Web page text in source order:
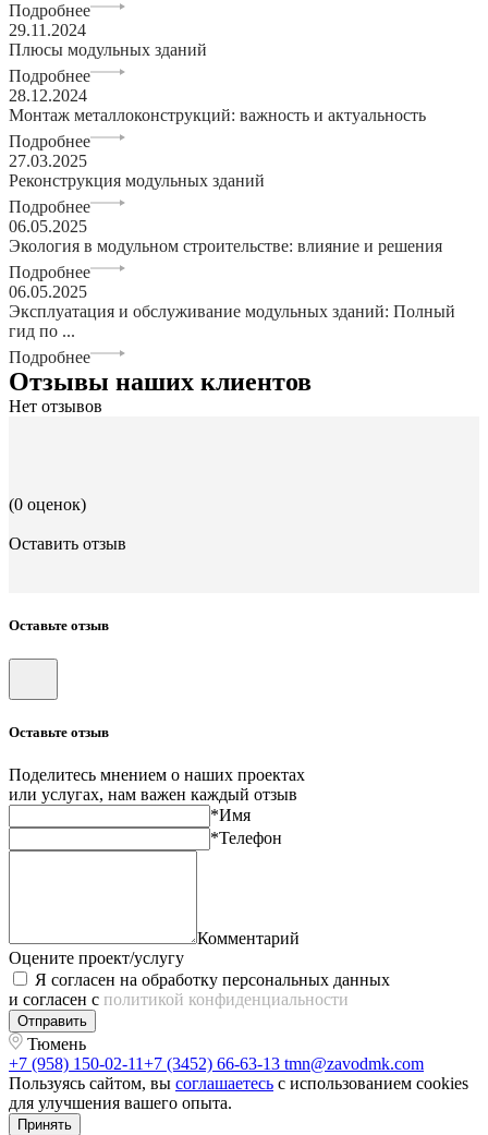
Подробнее
29.11.2024
Плюсы модульных зданий
Подробнее
28.12.2024
Монтаж металлоконструкций: важность и актуальность
Подробнее
27.03.2025
Реконструкция модульных зданий
Подробнее
06.05.2025
Экология в модульном строительстве: влияние и решения
Подробнее
06.05.2025
Эксплуатация и обслуживание модульных зданий: Полный
гид по ...
Подробнее
Отзывы наших клиентов
Нет отзывов
(0 оценок)
Оставить отзыв
Оставьте отзыв
Оставьте отзыв
Поделитесь мнением о наших проектах
или услугах, нам важен каждый отзыв
*Имя
*Телефон
Комментарий
Оцените проект/услугу
Я согласен на обработку персональных данных
и согласен с политикой конфиденциальности
Отправить
Тюмень
+7 (958) 150-02-11+7 (3452) 66-63-13 tmn@zavodmk.com
Пользуясь сайтом, вы соглашаетесь с использованием cookies
для улучшения вашего опыта.
Принять